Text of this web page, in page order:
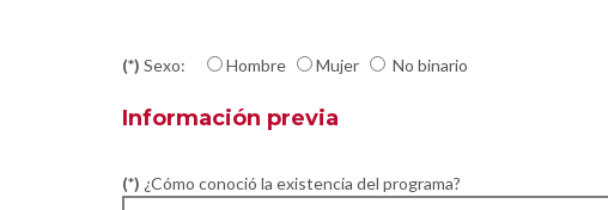
(*) Sexo: Hombre Mujer No binario
Información previa
(*) ¿Cómo conoció la existencia del programa?